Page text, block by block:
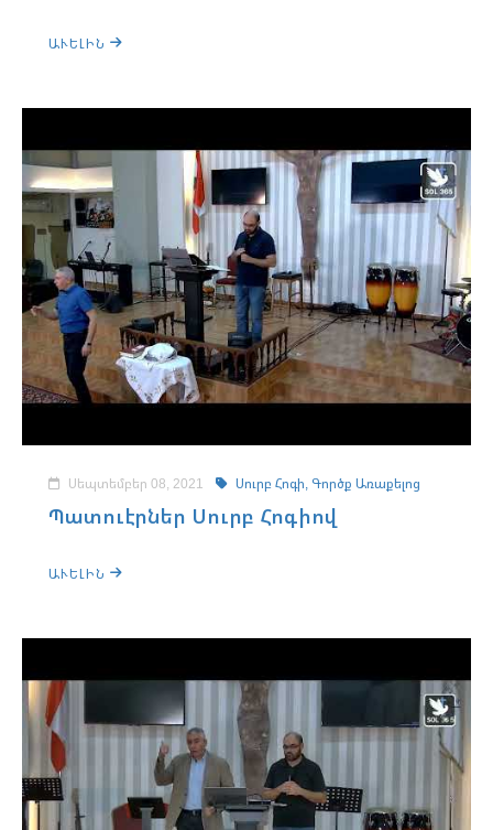
ԱՒԵԼԻՆ
Սեպտեմբեր 08, 2021 Սուրբ Հոգի, Գործք Առաքելոց
Պատուէրներ Սուրբ Հոգիով
ԱՒԵԼԻՆ